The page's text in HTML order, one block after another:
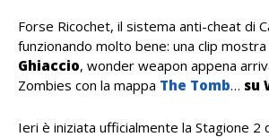
Forse Ricochet, il sistema anti-cheat di
funzionando molto bene: una clip mostra
Ghiaccio, wonder weapon appena
Zombies con la mappa The Tomb… su
Ieri è iniziata ufficialmente la Stagione 2